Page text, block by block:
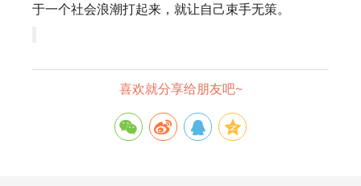
于一个社会浪潮打起来，就让自己束手无策。
喜欢就分享给朋友吧~